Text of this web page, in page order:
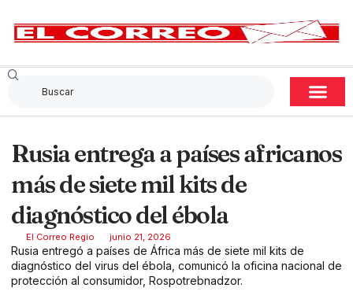
Rusia entrega a países africanos
más de siete mil kits de
diagnóstico del ébola
El Correo Regio junio 21, 2026
Rusia entregó a países de África más de siete mil kits de
diagnóstico del virus del ébola, comunicó la oficina nacional de
protección al consumidor, Rospotrebnadzor.